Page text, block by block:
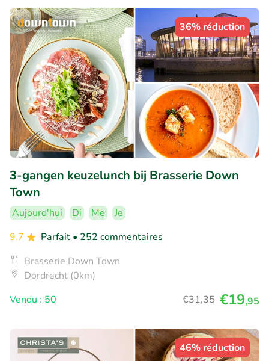
36% réduction
3-gangen keuzelunch bij Brasserie Down
Town
Aujourd'hui Di Me
Je
9.7
Parfait • 252 commentaires
Brasserie Down Town
Dordrecht (0km)
Vendu : 50
€31,35 €19,95
46% réduction